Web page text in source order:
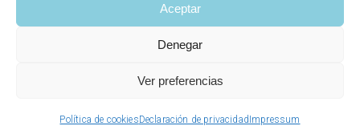
Aceptar
Denegar
Ver preferencias
Política de cookiesDeclaración de privacidad Impressum
© ACRUZ FISIOS|CLÍNICA DE FISIOTERAPIA